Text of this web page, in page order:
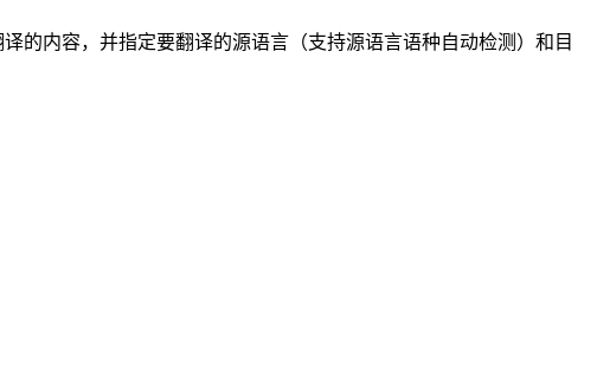
的内容，并指定要翻译的源语言（支持源语言语种自动检测）和目